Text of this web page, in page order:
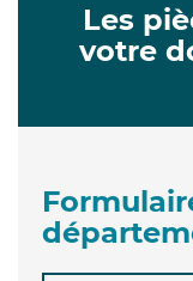
Les
votre